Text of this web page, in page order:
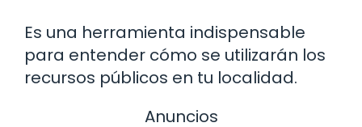
Es una herramienta indispensable
para entender cómo se utilizarán los
recursos públicos en tu localidad.
Anuncios